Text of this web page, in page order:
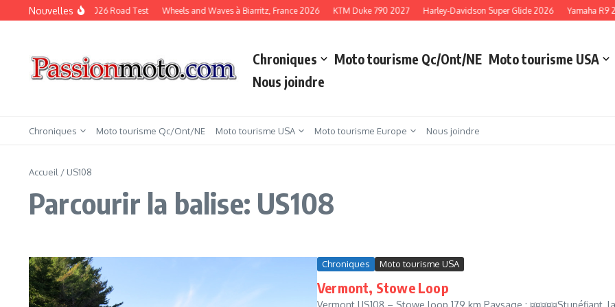
Aller au contenu
Nouvelles
KTM Duke 790 2026 Road Test Wheels and Waves à Biarritz, France 2026 KTM Duke 790 2027 Harley-Davidson Super Glide 2026 Yamaha R9
Chroniques Moto tourisme Qc/Ont/NE Moto tourisme USA
Nous joindre
Chroniques Moto tourisme Qc/Ont/NE Moto tourisme USA Moto tourisme Europe Nous joindre
Accueil / US108
Parcourir la balise: US108
Chroniques Moto tourisme USA
Vermont, Stowe Loop
Vermont US108 – Stowe loop 179 km Paysage : ¤¤¤¤¤Stupéfiant,